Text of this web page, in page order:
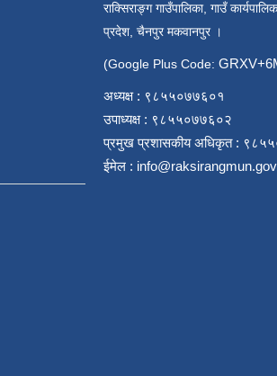
राक्सिराङ्ग गाउँपालिका, गाउँ
प्रदेश, चैनपुर मकवानपुर ।
(Google Plus Code:
अध्यक्ष : ९८५५०७७६०१
उपाध्यक्ष : ९८५५०७७६०२
प्रमुख प्रशासकीय अधिकृत :
ईमेल :